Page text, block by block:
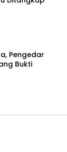
Pengedar
Bukti